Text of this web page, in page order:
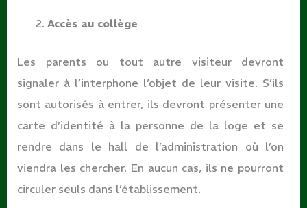
Accès au collège
Les parents ou tout autre visiteur devront
signaler à l’interphone l’objet de leur visite. S’ils
sont autorisés à entrer, ils devront présenter une
carte d’identité à la personne de la loge et se
rendre dans le hall de l’administration où l’on
viendra les chercher. En aucun cas, ils ne pourront
circuler seuls dans l’établissement.